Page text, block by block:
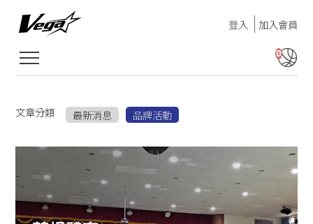
登入 加入會員
0
文章分類 最新消息 品牌活動